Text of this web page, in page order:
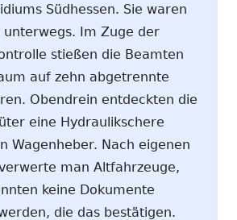
Südhessen. Sie waren
unterwegs. Im Zuge der
stießen die Beamten
auf zehn abgetrennte
Obendrein entdeckten die
eine Hydraulikschere
Wagenheber. Nach eigenen
man Altfahrzeuge,
keine Dokumente
die das bestätigen.